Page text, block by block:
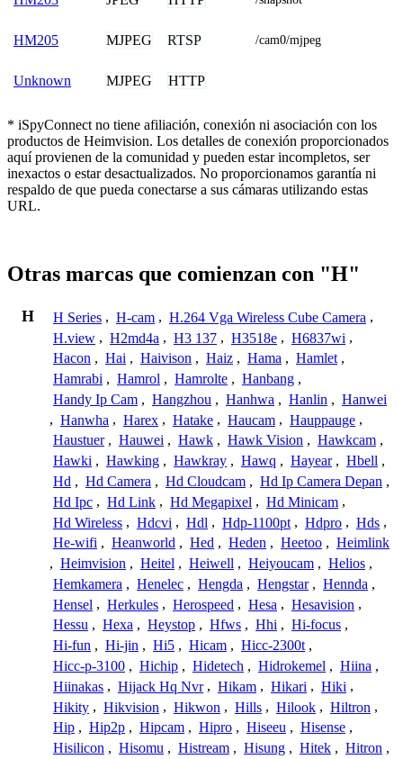
HM205 MJPEG RTSP /cam0/mjpeg
Unknown MJPEG HTTP
* iSpyConnect no tiene afiliación, conexión ni asociación con los
productos de Heimvision. Los detalles de conexión proporcionados
aquí provienen de la comunidad y pueden estar incompletos, ser
inexactos o estar desactualizados. No proporcionamos garantía ni
respaldo de que pueda conectarse a sus cámaras utilizando estas
URL.
Otras marcas que comienzan con "H"
H H Series , H-cam , H.264 Vga Wireless Cube Camera ,
H.view , H2md4a , H3 137 , H3518e , H6837wi ,
Hacon , Hai , Haivison , Haiz , Hama , Hamlet ,
Hamrabi , Hamrol , Hamrolte , Hanbang ,
Handy Ip Cam , Hangzhou , Hanhwa , Hanlin , Hanwei
, Hanwha , Harex , Hatake , Haucam , Hauppauge ,
Haustuer , Hauwei , Hawk , Hawk Vision , Hawkcam ,
Hawki , Hawking , Hawkray , Hawq , Hayear , Hbell ,
Hd , Hd Camera , Hd Cloudcam , Hd Ip Camera Depan ,
Hd Ipc , Hd Link , Hd Megapixel , Hd Minicam ,
Hd Wireless , Hdcvi , Hdl , Hdp-1100pt , Hdpro , Hds ,
He-wifi , Heanworld , Hed , Heden , Heetoo , Heimlink
, Heimvision , Heitel , Heiwell , Heiyoucam , Helios ,
Hemkamera , Henelec , Hengda , Hengstar , Hennda ,
Hensel , Herkules , Herospeed , Hesa , Hesavision ,
Hessu , Hexa , Heystop , Hfws , Hhi , Hi-focus ,
Hi-fun , Hi-jin , Hi5 , Hicam , Hicc-2300t ,
Hicc-p-3100 , Hichip , Hidetech , Hidrokemel , Hiina ,
Hiinakas , Hijack Hq Nvr , Hikam , Hikari , Hiki ,
Hikity , Hikvision , Hikwon , Hills , Hilook , Hiltron ,
Hip , Hip2p , Hipcam , Hipro , Hiseeu , Hisense ,
Hisilicon , Hisomu , Histream , Hisung , Hitek , Hitron ,